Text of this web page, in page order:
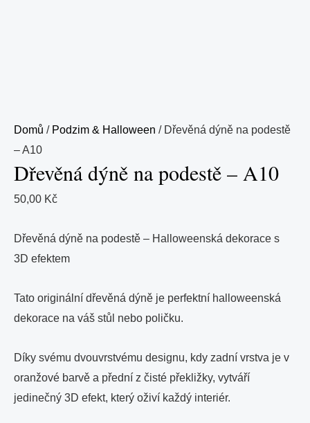
Domů / Podzim & Halloween / Dřevěná dýně na podestě
– A10
Dřevěná dýně na podestě – A10
50,00 Kč
Dřevěná dýně na podestě – Halloweenská dekorace s
3D efektem
Tato originální dřevěná dýně je perfektní halloweenská
dekorace na váš stůl nebo poličku.
Díky svému dvouvrstvému designu, kdy zadní vrstva je v
oranžové barvě a přední z čisté překližky, vytváří
jedinečný 3D efekt, který oživí každý interiér.